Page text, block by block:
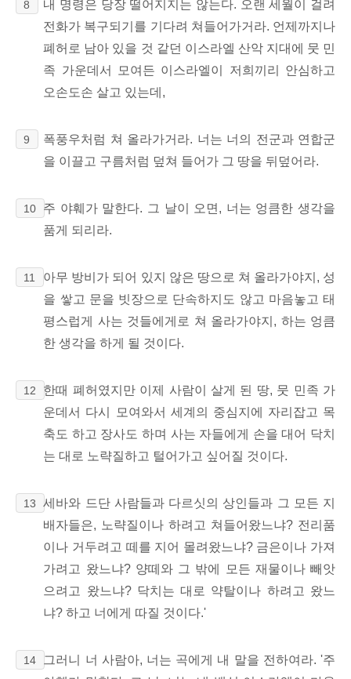
8
내 명령은 당장 떨어지지는 않는다. 오랜 세월이 걸려
전화가 복구되기를 기다려 쳐들어가거라. 언제까지나
폐허로 남아 있을 것 같던 이스라엘 산악 지대에 뭇 민
족 가운데서 모여든 이스라엘이 저희끼리 안심하고
오손도손 살고 있는데,
9
폭풍우처럼 쳐 올라가거라. 너는 너의 전군과 연합군
을 이끌고 구름처럼 덮쳐 들어가 그 땅을 뒤덮어라.
10
주 야훼가 말한다. 그 날이 오면, 너는 엉큼한 생각을
품게 되리라.
11
아무 방비가 되어 있지 않은 땅으로 쳐 올라가야지, 성
을 쌓고 문을 빗장으로 단속하지도 않고 마음놓고 태
평스럽게 사는 것들에게로 쳐 올라가야지, 하는 엉큼
한 생각을 하게 될 것이다.
12
한때 폐허였지만 이제 사람이 살게 된 땅, 뭇 민족 가
운데서 다시 모여와서 세계의 중심지에 자리잡고 목
축도 하고 장사도 하며 사는 자들에게 손을 대어 닥치
는 대로 노략질하고 털어가고 싶어질 것이다.
13
세바와 드단 사람들과 다르싯의 상인들과 그 모든 지
배자들은, 노략질이나 하려고 쳐들어왔느냐? 전리품
이나 거두려고 떼를 지어 몰려왔느냐? 금은이나 가져
가려고 왔느냐? 양떼와 그 밖에 모든 재물이나 빼앗
으려고 왔느냐? 닥치는 대로 약탈이나 하려고 왔느
냐? 하고 너에게 따질 것이다.'
14
그러니 너 사람아, 너는 곡에게 내 말을 전하여라. '주